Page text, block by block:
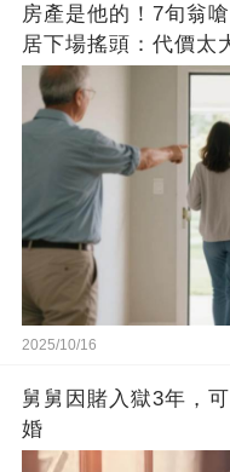
房產是他的！7旬翁
居下場搖頭：代價太
2025/10/16
舅舅因賭入獄3年，
婚